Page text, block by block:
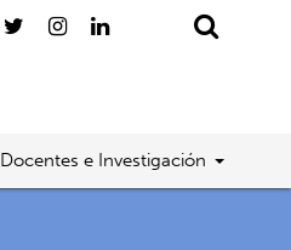
Docentes e Investigación